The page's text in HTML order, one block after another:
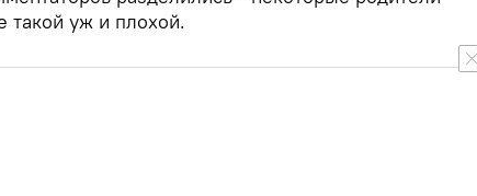
такой уж и плохой.